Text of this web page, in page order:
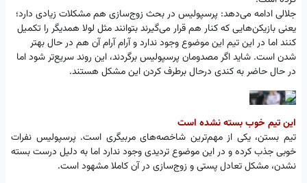
جلالی ادامه می‌دهد: پرسپولیس در بحث زوج‌سازی هم مشکلات زیادی دارد؛
یعنی بازیکن‌هایی که کنار هم قرار می‌گیرند بتوانند مثل لولا همدیگر را تکمیل
کنند اما در این تیم این موضوع وجود ندارد و آرام آرام آن هم در حال بهتر
شدن است. شاید اگر مصدومان پرسپولیس برگردند، این روند سریع‌تر شود اما
در حال حاضر به کندی درحال برطرف کردن این مشکل هستند.
این تیم خوب بسته نشده است
تیم بستن، یکی از مهم‌ترین شاخصه‌های مربیگری است. پرسپولیس نفرات
خوبی جذب کرده و در این موضوع تردیدی وجود ندارد اما به دلیل درست بسته
نشدن، مشکل تعادل پستی و زوج‌سازی در آن کاملا مشهود است.